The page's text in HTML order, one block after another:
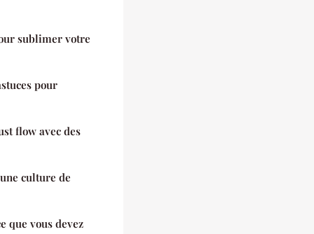
sublimer votre
pour
flow avec des
culture de
que vous devez